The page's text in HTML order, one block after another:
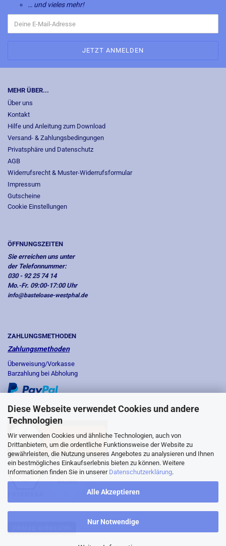
Diese Webseite verwendet Cookies und andere
Technologien
Wir verwenden Cookies und ähnliche Technologien, auch von
Drittanbietern, um die ordentliche Funktionsweise der Website zu
gewährleisten, die Nutzung unseres Angebotes zu analysieren und Ihnen
ein bestmögliches Einkaufserlebnis bieten zu können. Weitere
Informationen finden Sie in unserer Datenschutzerklärung.
Alle Akzeptieren
Nur Notwendige
… und vieles mehr!
MEHR ÜBER...
Über uns
Kontakt
Hilfe und Anleitung zum Download
Versand- & Zahlungsbedingungen
Privatsphäre und Datenschutz
AGB
Widerrufsrecht & Muster-Widerrufsformular
Impressum
Gutscheine
Cookie Einstellungen
ÖFFNUNGSZEITEN
Sie erreichen uns unter
der Telefonnummer:
030 - 92 25 74 14
Mo.-Fr. 09:00-17:00 Uhr
info@basteloase-westphal.de
ZAHLUNGSMETHODEN
Zahlungsmethoden
Überweisung/Vorkasse
Barzahlung bei Abholung